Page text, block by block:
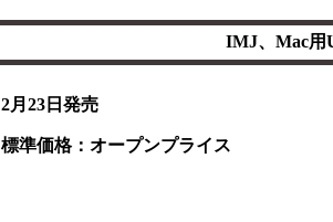
IMJ、Mac用
2月23日発売
標準価格：オープンプライス